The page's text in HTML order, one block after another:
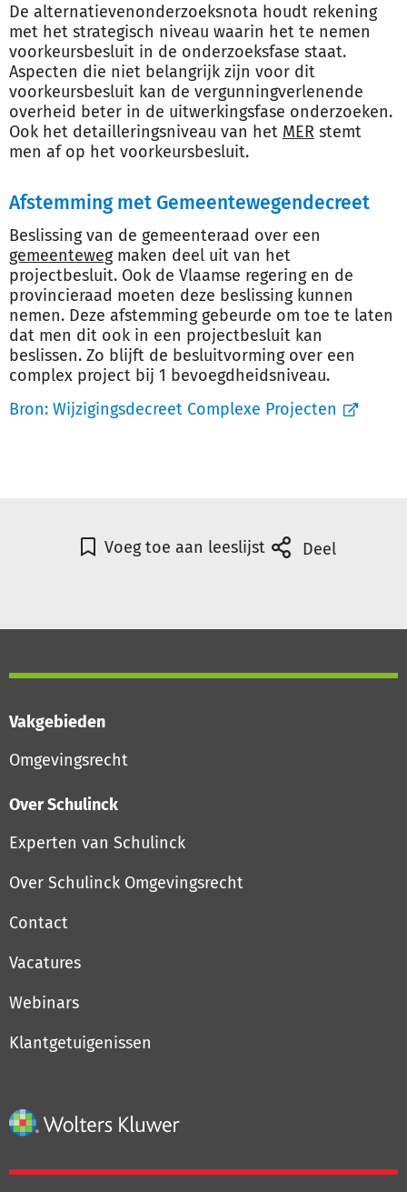
De alternatievenonderzoeksnota houdt rekening
met het strategisch niveau waarin het te nemen
voorkeursbesluit in de onderzoeksfase staat.
Aspecten die niet belangrijk zijn voor dit
voorkeursbesluit kan de vergunningverlenende
overheid beter in de uitwerkingsfase onderzoeken.
Ook het detailleringsniveau van het MER stemt
men af op het voorkeursbesluit.
Afstemming met Gemeentewegendecreet
Beslissing van de gemeenteraad over een
gemeentewegmaken deel uit van het
projectbesluit. Ook de Vlaamse regering en de
provincieraad moeten deze beslissing kunnen
nemen. Deze afstemming gebeurde om toe te laten
dat men dit ook in een projectbesluit kan
beslissen. Zo blijft de besluitvorming over een
complex project bij 1 bevoegdheidsniveau.
Bron: Wijzigingsdecreet Complexe Projecten
Voeg toe aan leeslijst Deel
Vakgebieden
Omgevingsrecht
Over Schulinck
Experten van Schulinck
Over Schulinck Omgevingsrecht
Contact
Vacatures
Webinars
Klantgetuigenissen